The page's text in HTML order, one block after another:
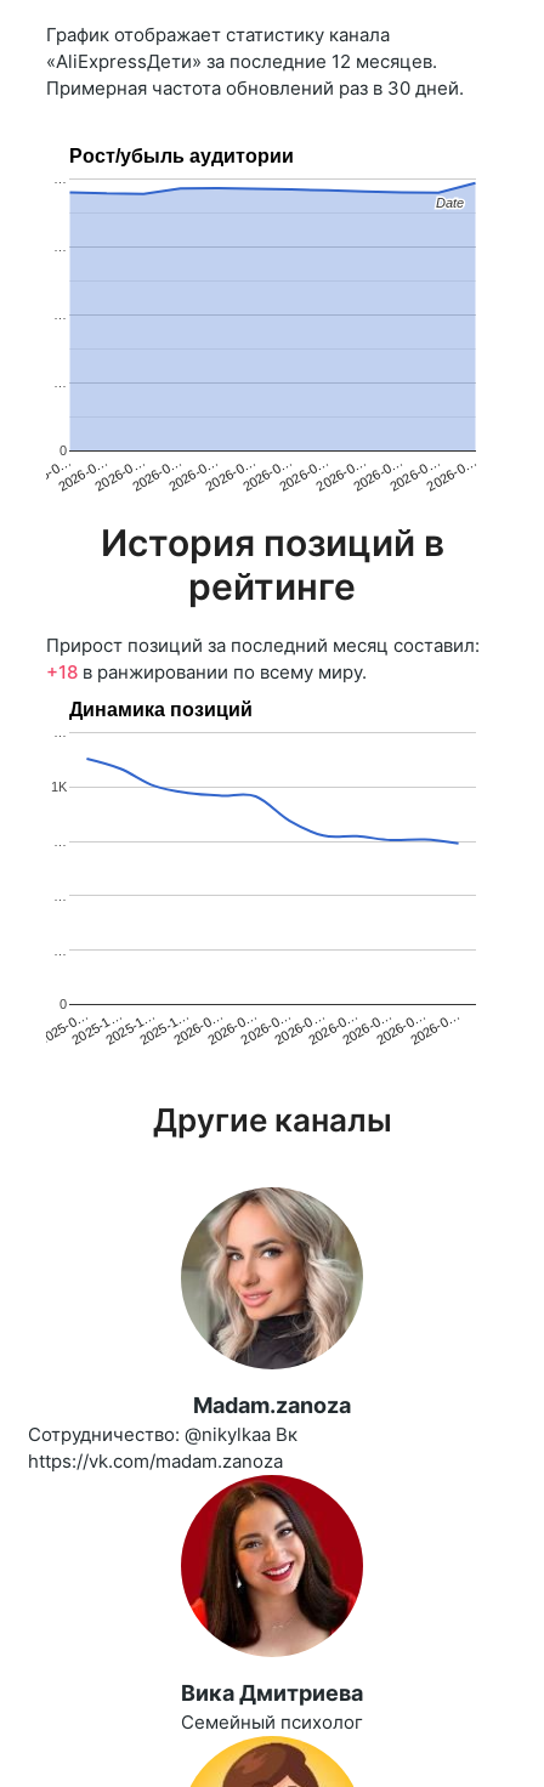
График отображает статистику канала
«AliExpressДети» за последние 12 месяцев.
Примерная частота обновлений раз в 30 дней.
Рост/убыль аудитории
2026-0…2026-0…2026-0…2026-0…2026-0…2026-0…2026-0…2026-0…2026-0…2026-0…2026-0…2026-0…
0
…
…
…
…
Date
Date
История позиций в
рейтинге
Прирост позиций за последний месяц составил:
+18 в ранжировании по всему миру.
Динамика позиций
2025-0…2025-1…2025-1…2025-1…2026-0…2026-0…2026-0…2026-0…2026-0…2026-0…2026-0…2026-0…
0
1K
…
Другие каналы
Madam.zanoza
Сотрудничество: @nikylkaa Вк
https://vk.com/madam.zanoza
Вика Дмитриева
Семейный психолог